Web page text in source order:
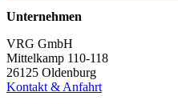
Unternehmen
VRG GmbH
Mittelkamp 110-118
26125 Oldenburg
Kontakt & Anfahrt